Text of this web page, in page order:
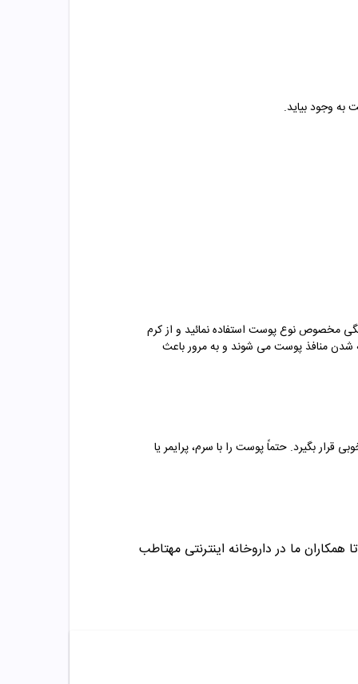
به وجود بیاید.
مخصوص نوع پوست استفاده نمائید و از کرم
شدن منافذ پوست می شوند و به مرور باعث
بگیرد. حتماً پوست را با سرم، پرایمر یا
همکاران ما در داروخانه اینترنتی مهتاطب